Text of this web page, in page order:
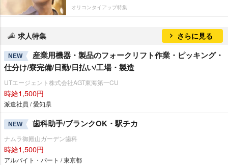
オリコンタイアップ特集
求人特集 さらに見る
NEW
産業用機器・製品のフォークリフト作業・ピッキング・
仕分け/寮完備/日勤/日払い/工場・製造
UTエージェント株式会社AGT東海第一CU
時給1,500円
派遣社員 / 愛知県
NEW 歯科助手/ブランクOK・駅チカ
ナムラ御殿山ガーデン歯科
時給1,500円
アルバイト・パート / 東京都